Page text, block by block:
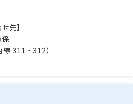
先】
係
311・312）